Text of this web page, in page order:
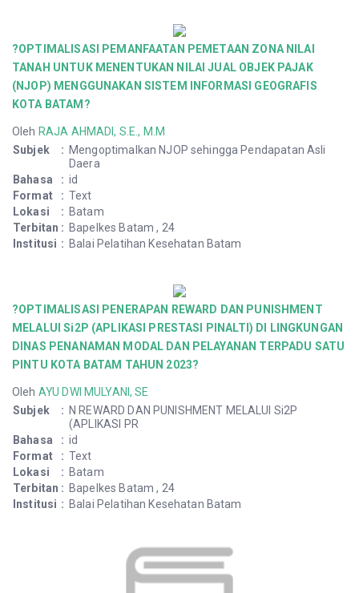
?OPTIMALISASI PEMANFAATAN PEMETAAN ZONA NILAI
TANAH UNTUK MENENTUKAN NILAI JUAL OBJEK PAJAK
(NJOP) MENGGUNAKAN SISTEM INFORMASI GEOGRAFIS
KOTA BATAM?
Oleh RAJA AHMADI, S.E., M.M
Subjek
: Mengoptimalkan NJOP sehingga Pendapatan Asli
Daera
Bahasa
: id
Format
: Text
Lokasi
: Batam
Terbitan : Bapelkes Batam , 24
Institusi : Balai Pelatihan Kesehatan Batam
?OPTIMALISASI PENERAPAN REWARD DAN PUNISHMENT
MELALUI Si2P (APLIKASI PRESTASI PINALTI) DI LINGKUNGAN
DINAS PENANAMAN MODAL DAN PELAYANAN TERPADU SATU
PINTU KOTA BATAM TAHUN 2023?
Oleh AYU DWI MULYANI, SE
Subjek
: N REWARD DAN PUNISHMENT MELALUI Si2P
(APLIKASI PR
Bahasa
: id
Format
: Text
Lokasi
: Batam
Terbitan : Bapelkes Batam , 24
Institusi : Balai Pelatihan Kesehatan Batam